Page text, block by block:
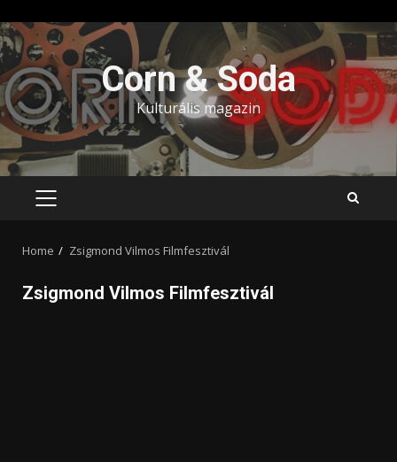
Skip
to
content
Corn & Soda
Kulturális magazin
PRIMARY
Home Zsigmond Vilmos Filmfesztivál
Zsigmond Vilmos Filmfesztivál